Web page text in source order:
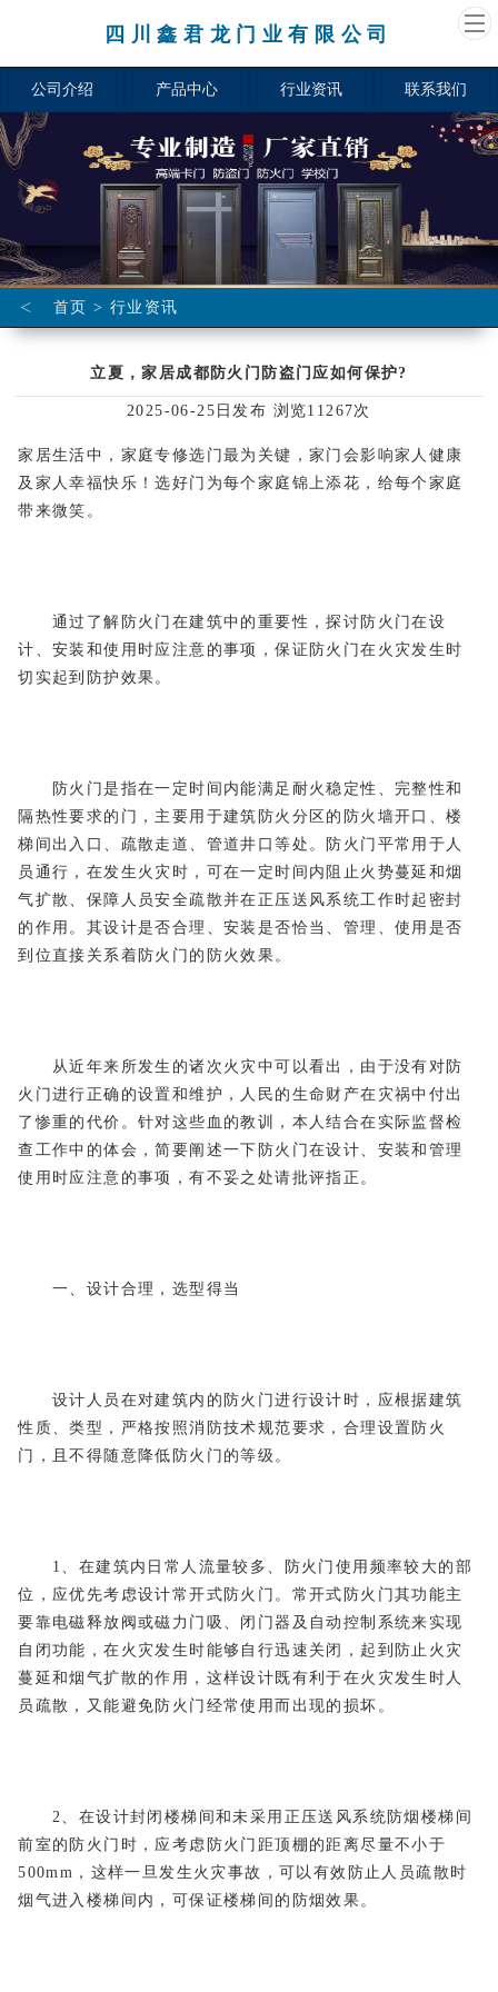
四川鑫君龙门业有限公司
公司介绍 产品中心 行业资讯 联系我们
< 首页 >行业资讯
立夏，家居成都防火门防盗门应如何保护?
2025-06-25日发布 浏览11267次
家居生活中，家庭专修选门最为关键，家门会影响家人健康
及家人幸福快乐！选好门为每个家庭锦上添花，给每个家庭
带来微笑。
通过了解防火门在建筑中的重要性，探讨防火门在设
计、安装和使用时应注意的事项，保证防火门在火灾发生时
切实起到防护效果。
防火门是指在一定时间内能满足耐火稳定性、完整性和
隔热性要求的门，主要用于建筑防火分区的防火墙开口、楼
梯间出入口、疏散走道、管道井口等处。防火门平常用于人
员通行，在发生火灾时，可在一定时间内阻止火势蔓延和烟
气扩散、保障人员安全疏散并在正压送风系统工作时起密封
的作用。其设计是否合理、安装是否恰当、管理、使用是否
到位直接关系着防火门的防火效果。
从近年来所发生的诸次火灾中可以看出，由于没有对防
火门进行正确的设置和维护，人民的生命财产在灾祸中付出
了惨重的代价。针对这些血的教训，本人结合在实际监督检
查工作中的体会，简要阐述一下防火门在设计、安装和管理
使用时应注意的事项，有不妥之处请批评指正。
一、设计合理，选型得当
设计人员在对建筑内的防火门进行设计时，应根据建筑
性质、类型，严格按照消防技术规范要求，合理设置防火
门，且不得随意降低防火门的等级。
1、在建筑内日常人流量较多、防火门使用频率较大的部
位，应优先考虑设计常开式防火门。常开式防火门其功能主
要靠电磁释放阀或磁力门吸、闭门器及自动控制系统来实现
自闭功能，在火灾发生时能够自行迅速关闭，起到防止火灾
蔓延和烟气扩散的作用，这样设计既有利于在火灾发生时人
员疏散，又能避免防火门经常使用而出现的损坏。
2、在设计封闭楼梯间和未采用正压送风系统防烟楼梯间
前室的防火门时，应考虑防火门距顶棚的距离尽量不小于
500mm，这样一旦发生火灾事故，可以有效防止人员疏散时
烟气进入楼梯间内，可保证楼梯间的防烟效果。